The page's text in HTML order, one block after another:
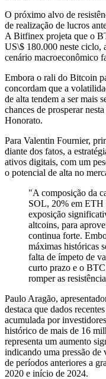
O próximo alvo de
de realização de lucros
A Bitfinex projeta que o
US\$ 180.000 neste ciclo,
cenário macroeconômico
Embora o rali do Bitcoin
concordam que a
de alta tendem a ser mais
chances de prosperar
Honorato.
Para Valentin Fournier,
diante dos fatos, a
ativos digitais, com um
o potencial de alta no
"A composição da
SOL, 20% em ETH
exposição
altcoins, para
continua forte.
máximas históricas
falta de ímpeto de
curto prazo e o
romper as
Paulo Aragão,
destaca que dados
acumulada por
histórico de mais de 16
representa um aumento
indicando uma pressão
de períodos anteriores a
2020 e início de 2024.